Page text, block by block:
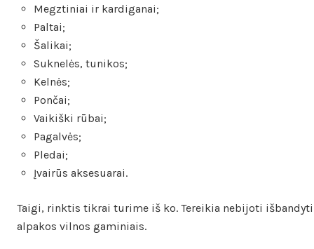
Megztiniai ir kardiganai;
Paltai;
Šalikai;
Suknelės, tunikos;
Kelnės;
Pončai;
Vaikiški rūbai;
Pagalvės;
Pledai;
Įvairūs aksesuarai.
Taigi, rinktis tikrai turime iš ko. Tereikia nebijoti
alpakos vilnos gaminiais.